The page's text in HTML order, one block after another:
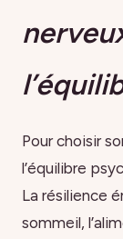
Pour choisir
l’équilibre
La résilience
sommeil,